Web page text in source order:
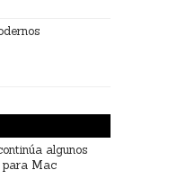
algunos
para Mac